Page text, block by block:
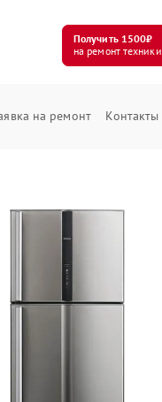
Получить 1500₽
на ремонт техники
на ремонт Контакты